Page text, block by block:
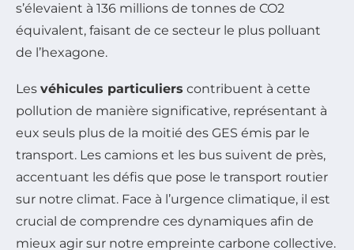
s’élevaient à 136 millions de tonnes de CO2
équivalent, faisant de ce secteur le plus polluant
de l’hexagone.
Les véhicules particuliers contribuent à cette
pollution de manière significative, représentant à
eux seuls plus de la moitié des GES émis par le
transport. Les camions et les bus suivent de près,
accentuant les défis que pose le transport routier
sur notre climat. Face à l’urgence climatique, il est
crucial de comprendre ces dynamiques afin de
mieux agir sur notre empreinte carbone collective.